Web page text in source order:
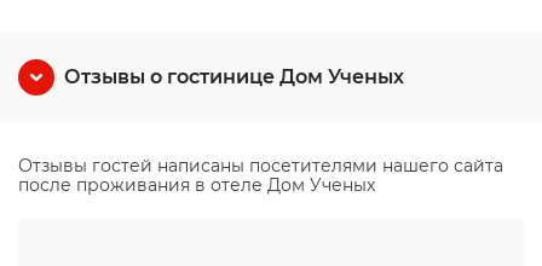
Отзывы о гостинице Дом Ученых
Отзывы гостей написаны посетителями нашего сайта
после проживания в отеле Дом Ученых